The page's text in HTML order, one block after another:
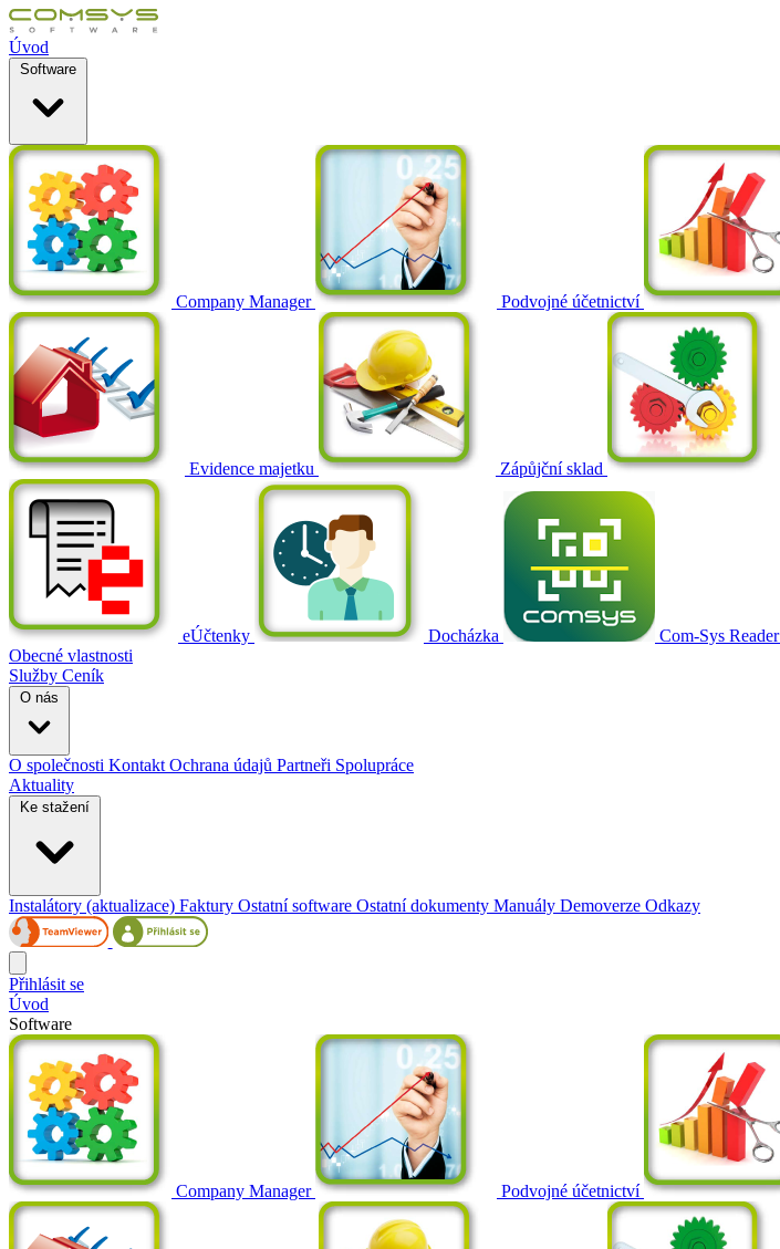
Úvod
Software
Company Manager Podvojné účetnictví
Evidence majetku Zápůjční sklad
eÚčtenky Docházka Com-Sys Reader
Obecné vlastnosti
Služby Ceník
O nás
O společnosti Kontakt Ochrana údajů Partneři Spolupráce
Aktuality
Ke stažení
Instalátory (aktualizace) Faktury Ostatní software Ostatní dokumenty Manuály Demoverze Odkazy
Přihlásit se
Úvod
Software
Company Manager Podvojné účetnictví